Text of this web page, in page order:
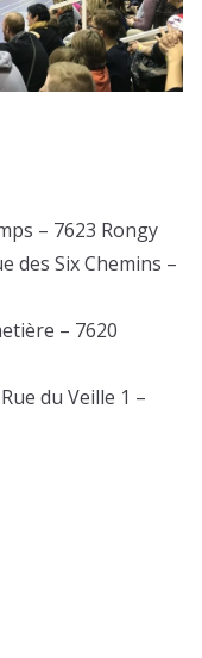
– 7623 Rongy
des Six Chemins –
– 7620
du Veille 1 –